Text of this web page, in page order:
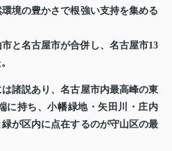
境の豊かさで根強い支持を集める
と名古屋市が合併し、名古屋市13
は諸説あり、名古屋市内最高峰の東
に持ち、小幡緑地・矢田川・庄内
が区内に点在するのが守山区の最